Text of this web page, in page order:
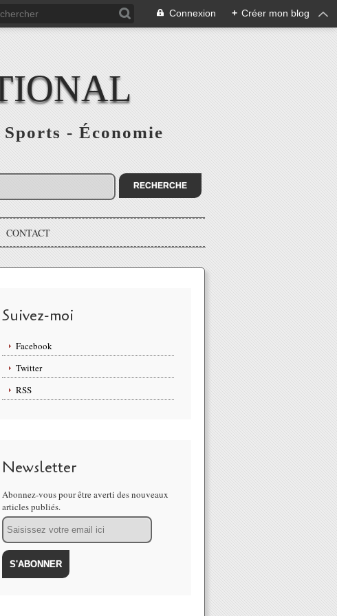
Connexion + Créer mon blog
- Économie
CONTACT
Suivez-moi
Facebook
Twitter
RSS
Newsletter
Abonnez-vous pour être averti des nouveaux
articles publiés.
Email